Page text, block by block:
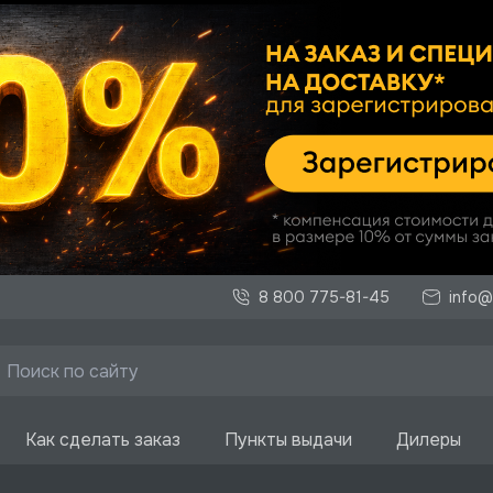
8 800 775-81-45
Как сделать заказ Пункты выдачи Дилеры